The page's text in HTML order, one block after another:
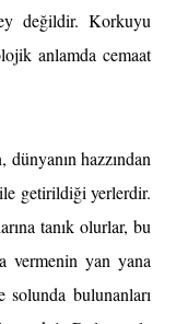
değildir. Korkuyu
anlamda cemaat
dünyanın hazzından
getirildiği yerlerdir.
tanık olurlar, bu
vermenin yan yana
bulunanları